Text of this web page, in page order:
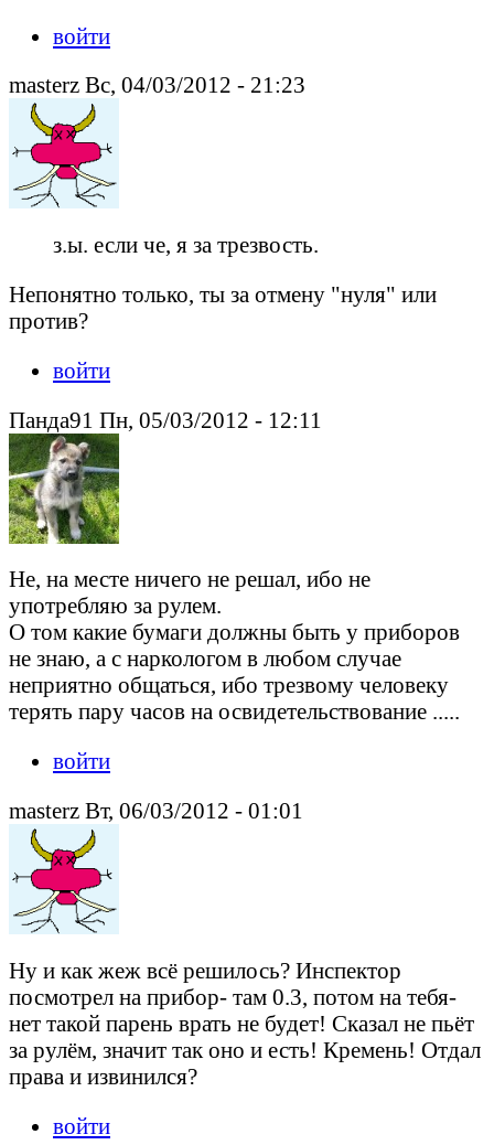
войти
masterz Вс, 04/03/2012 - 21:23
з.ы. если че, я за трезвость.
Непонятно только, ты за отмену "нуля" или
против?
войти
Панда91 Пн, 05/03/2012 - 12:11
Не, на месте ничего не решал, ибо не
употребляю за рулем.
О том какие бумаги должны быть у приборов
не знаю, а с наркологом в любом случае
неприятно общаться, ибо трезвому человеку
терять пару часов на освидетельствование .....
войти
masterz Вт, 06/03/2012 - 01:01
Ну и как жеж всё решилось? Инспектор
посмотрел на прибор- там 0.3, потом на тебя-
нет такой парень врать не будет! Сказал не пьёт
за рулём, значит так оно и есть! Кремень! Отдал
права и извинился?
войти